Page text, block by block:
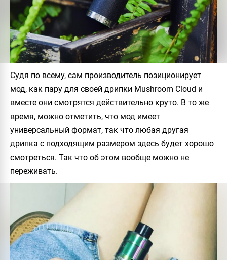
Судя по всему, сам производитель позиционирует
мод, как пару для своей дрипки Mushroom Cloud и
вместе они смотрятся действительно круто. В то же
время, можно отметить, что мод имеет
универсальный формат, так что любая другая
дрипка с подходящим размером здесь будет хорошо
смотреться. Так что об этом вообще можно не
переживать.